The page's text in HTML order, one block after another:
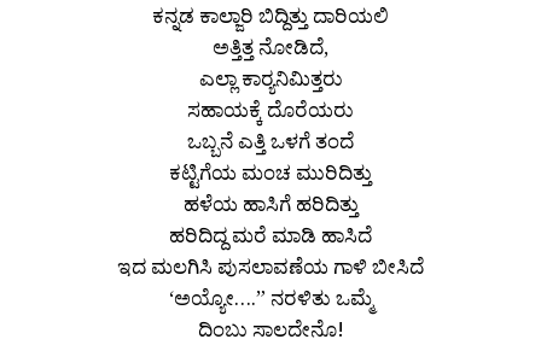
ಕನ್ನಡ ಕಾಲ್ಜಾರಿ ಬಿದ್ದಿತ್ತು ದಾರಿಯಲಿ
ಅತ್ತಿತ್ತ ನೋಡಿದೆ,
ಎಲ್ಲಾ ಕಾರ್‍ಯನಿಮಿತ್ತರು
ಸಹಾಯಕ್ಕೆ ದೊರೆಯರು
ಒಬ್ಬನೆ ಎತ್ತಿ ಒಳಗೆ ತಂದೆ
ಕಟ್ಟಿಗೆಯ ಮಂಚ ಮುರಿದಿತ್ತು
ಹಳೆಯ ಹಾಸಿಗೆ ಹರಿದಿತ್ತು
ಹರಿದಿದ್ದ ಮರೆ ಮಾಡಿ ಹಾಸಿದೆ
ಇದ ಮಲಗಿಸಿ ಪುಸಲಾವಣೆಯ ಗಾಳಿ ಬೀಸಿದೆ
‘ಅಯ್ಯೋ….” ನರಳಿತು ಒಮ್ಮೆ
ದಿಂಬು ಸಾಲದೇನೊ!